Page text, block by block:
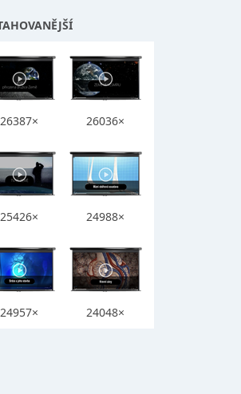
26387× 26036×
25426× 24988×
24957× 24048×